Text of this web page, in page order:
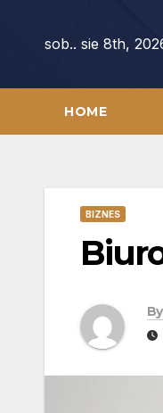
sob.. sie 8th,
HOME
BIZNES
By